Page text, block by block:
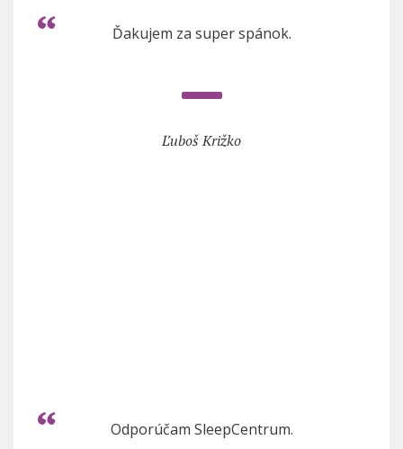
Ďakujem za super spánok.
Ľuboš Križko
Odporúčam SleepCentrum.